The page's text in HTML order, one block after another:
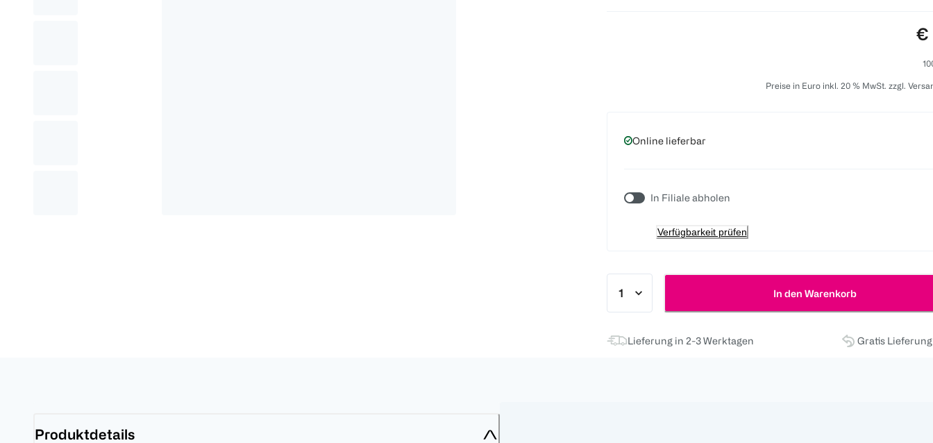
€
Preise in Euro inkl. 20 % MwSt. zzgl.
Online lieferbar
In Filiale abholen
Verfügbarkeit prüfen
In den Warenkorb
Lieferung in 2-3 Werktagen Gratis
Produktdetails